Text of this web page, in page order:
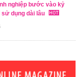
nghiệp bước vào kỷ
sử dụng dài lâu